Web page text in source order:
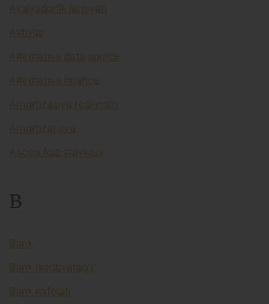
Aksiyadorlik jamiyati
Aktivlar
Alternative data source
Alternative finance
Amortizasiya (eskirish)
Amortizatsiya
Asosiy foiz stavkasi
B
Bank
Bank hisobvarag’i
Bank kafolati